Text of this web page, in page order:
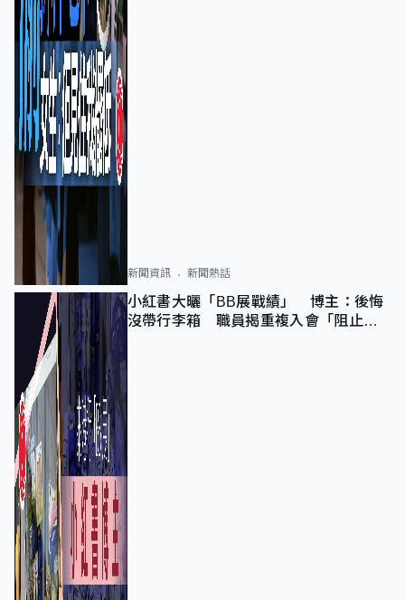
新聞資訊 新聞熱話
小紅書大曬「BB展戰績」 博主：後悔
沒帶行李箱 職員揭重複入會「阻止唔